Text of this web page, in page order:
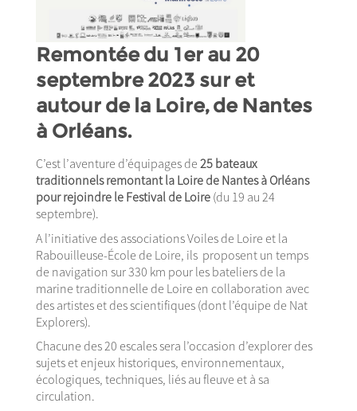
Remontée du 1er au 20
septembre 2023 sur et
autour de la Loire, de Nantes
à Orléans.
C’est l’aventure d’équipages de 25 bateaux
traditionnels remontant la Loire de Nantes à Orléans
pour rejoindre le Festival de Loire(du 19 au 24
septembre).
A l’initiative des associations Voiles de Loire et la
Rabouilleuse-École de Loire, ils proposent un temps
de navigation sur 330 km pour les bateliers de la
marine traditionnelle de Loire en collaboration avec
des artistes et des scientifiques (dont l’équipe de Nat
Explorers).
Chacune des 20 escales sera l’occasion d’explorer des
sujets et enjeux historiques, environnementaux,
écologiques, techniques, liés au fleuve et à sa
circulation.